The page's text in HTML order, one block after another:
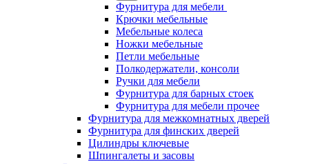
Фурнитура для мебели
Крючки мебельные
Мебельные колеса
Ножки мебельные
Петли мебельные
Полкодержатели, консоли
Ручки для мебели
Фурнитура для барных стоек
Фурнитура для мебели прочее
Фурнитура для межкомнатных дверей
Фурнитура для финских дверей
Цилиндры ключевые
Шпингалеты и засовы